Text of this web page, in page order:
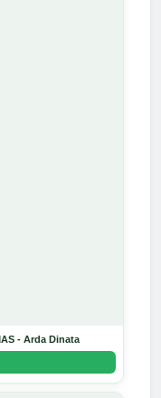
- Arda Dinata